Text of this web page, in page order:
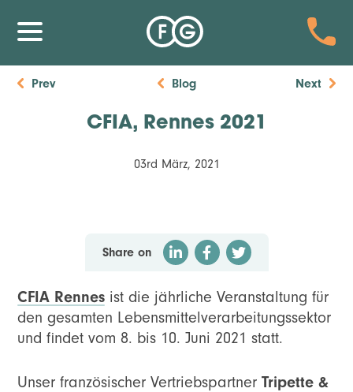
Prev Blog Next
CFIA, Rennes 2021
03rd März, 2021
Share on
CFIA Rennes ist die jährliche Veranstaltung für
den gesamten Lebensmittelverarbeitungssektor
und findet vom 8. bis 10. Juni 2021 statt.
Unser französischer Vertriebspartner Tripette &